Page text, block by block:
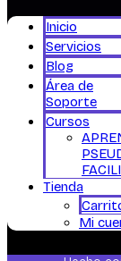
Inicio
Servicios
Blog
Área de
Soporte
Cursos
Tienda
Mi